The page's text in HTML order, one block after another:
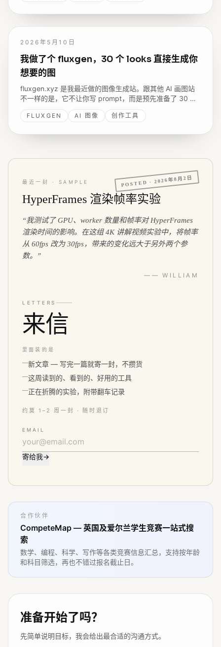
2026年5月10日
我做了个 fluxgen，30 个 looks 直接生成你
想要的图
fluxgen.xyz 是我最近做的图像生成站。跟其他 AI 画图站
不一样的是，它不让你写 prompt，而是预先准备了 30 个
调好的 looks - 选一个，填几个空，出图。每个 look 都是
一种成品形态：海报、信息图、人物卡、字帖。Credits 不
FLUXGEN AI 图像 创作工具
POSTED ·2026年8月2日
最近一封 · SAMPLE
HyperFrames 渲染帧率实验
“我测试了 GPU、worker 数量和帧率对 HyperFrames
渲染时间的影响。在这组 4K 讲解视频实验中，将帧率
从 60fps 改为 30fps，带来的变化远大于另外两个参
数。
”
—— WILLIAM
LETTERS
来信
里面装的是
新文章 — 写完一篇就寄一封，不攒货
这周读到的、看到的、好用的工具
正在折腾的实验，附带翻车记录
约莫 1–2 周一封 · 随时退订
EMAIL
寄给我→
合作伙伴
CompeteMap — 英国及爱尔兰学生竞赛一站式搜
索
数学、编程、科学、写作等各类竞赛信息汇总，支持按年龄
和科目筛选，再也不错过报名截止日。
准备开始了吗？
先简单说明目标，我会给出最合适的沟通方式。